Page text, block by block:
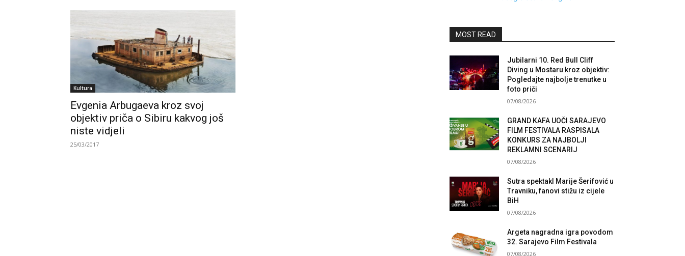
Kultura
Evgenia Arbugaeva kroz svoj
objektiv priča o Sibiru kakvog još
niste vidjeli
25/03/2017
MOST READ
Jubilarni 10. Red Bull Cliff
Diving u Mostaru kroz objektiv:
Pogledajte najbolje trenutke u
foto priči
07/08/2026
GRAND KAFA UOČI SARAJEVO
FILM FESTIVALA RASPISALA
KONKURS ZA NAJBOLJI
REKLAMNI SCENARIJ
07/08/2026
Sutra spektakl Marije Šerifović u
Travniku, fanovi stižu iz cijele
BiH
07/08/2026
Argeta nagradna igra povodom
32. Sarajevo Film Festivala
07/08/2026